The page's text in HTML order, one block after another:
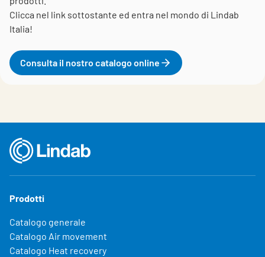
Clicca nel link sottostante ed entra nel mondo di Lindab
Italia!
Consulta il nostro catalogo online
Prodotti
Catalogo generale
Catalogo Air movement
Catalogo Heat recovery